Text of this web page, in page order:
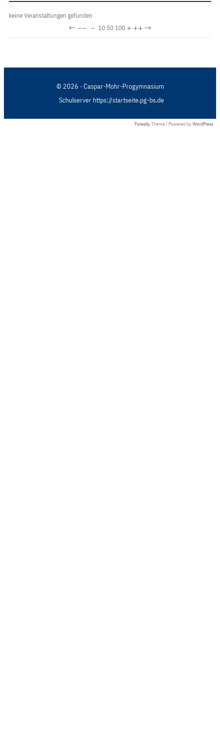
keine Veranstaltungen gefunden
←−− − 10 50100 + ++→
© 2026 · Caspar-Mohr-Progymnasium
Schulserver https://startseite.pg-bs.de
Forestly Theme | Powered by WordPress